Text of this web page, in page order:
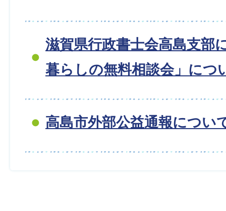
滋賀県行政書士会高島支部
暮らしの無料相談会」につ
高島市外部公益通報につい